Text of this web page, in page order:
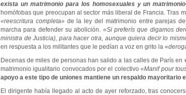
exista un matrimonio para los homosexuales y un
homófobas que preocupan al sector más liberal de Francia. Tras
«reescritura completa» de la ley del matrimonio entre parejas
marcha para defender su abolición. «Si preferís que digamos
ministra de Justicia), para hacer otra, aunque quiera decir lo
en respuesta a los militantes que le pedían a voz en grito la «
Decenas de miles de personas han salido a las calles de París en
matrimonio igualitario convocados por el colectivo«Manif pour
apoyo a este tipo de uniones mantiene un respaldo mayoritario
El dirigente había llegado al acto de ayer reforzado, tras